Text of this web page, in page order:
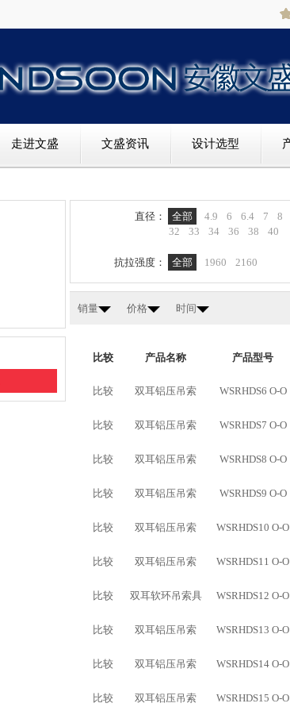
走进文盛 文盛资讯 设计选型
直径： 全部 4.9 6 6.4 7 8
32
33 34 36 38 40
抗拉强度： 全部 1960 2160
销量 价格 时间
比较 产品名称 产品型号
比较 双耳铝压吊索 WSRHDS6 O-O
比较 双耳铝压吊索 WSRHDS7 O-O
比较 双耳铝压吊索 WSRHDS8 O-O
比较 双耳铝压吊索 WSRHDS9 O-O
比较 双耳铝压吊索 WSRHDS10 O-O
比较 双耳铝压吊索 WSRHDS11 O-O
比较 双耳软环吊索具 WSRHDS12 O-O
比较 双耳铝压吊索 WSRHDS13 O-O
比较 双耳铝压吊索 WSRHDS14 O-O
比较 双耳铝压吊索 WSRHDS15 O-O